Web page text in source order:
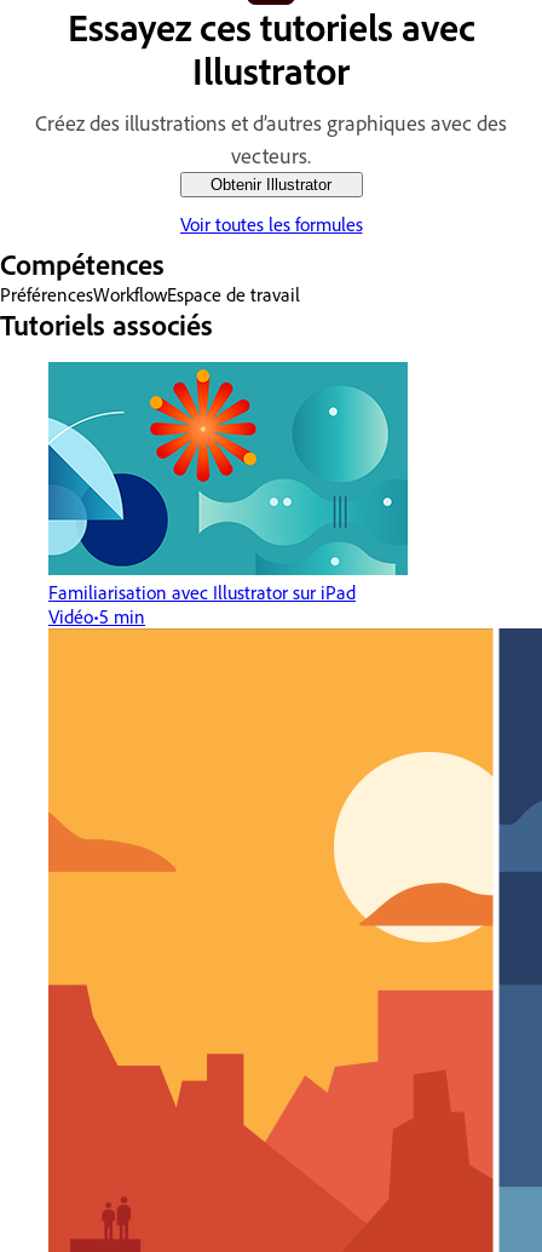
Essayez ces tutoriels avec
Illustrator
Créez des illustrations et d’autres graphiques avec des
vecteurs.
Obtenir Illustrator
Voir toutes les formules
Compétences
PréférencesWorkflowEspace de travail
Tutoriels associés
Familiarisation avec Illustrator sur iPad
Vidéo 5 min